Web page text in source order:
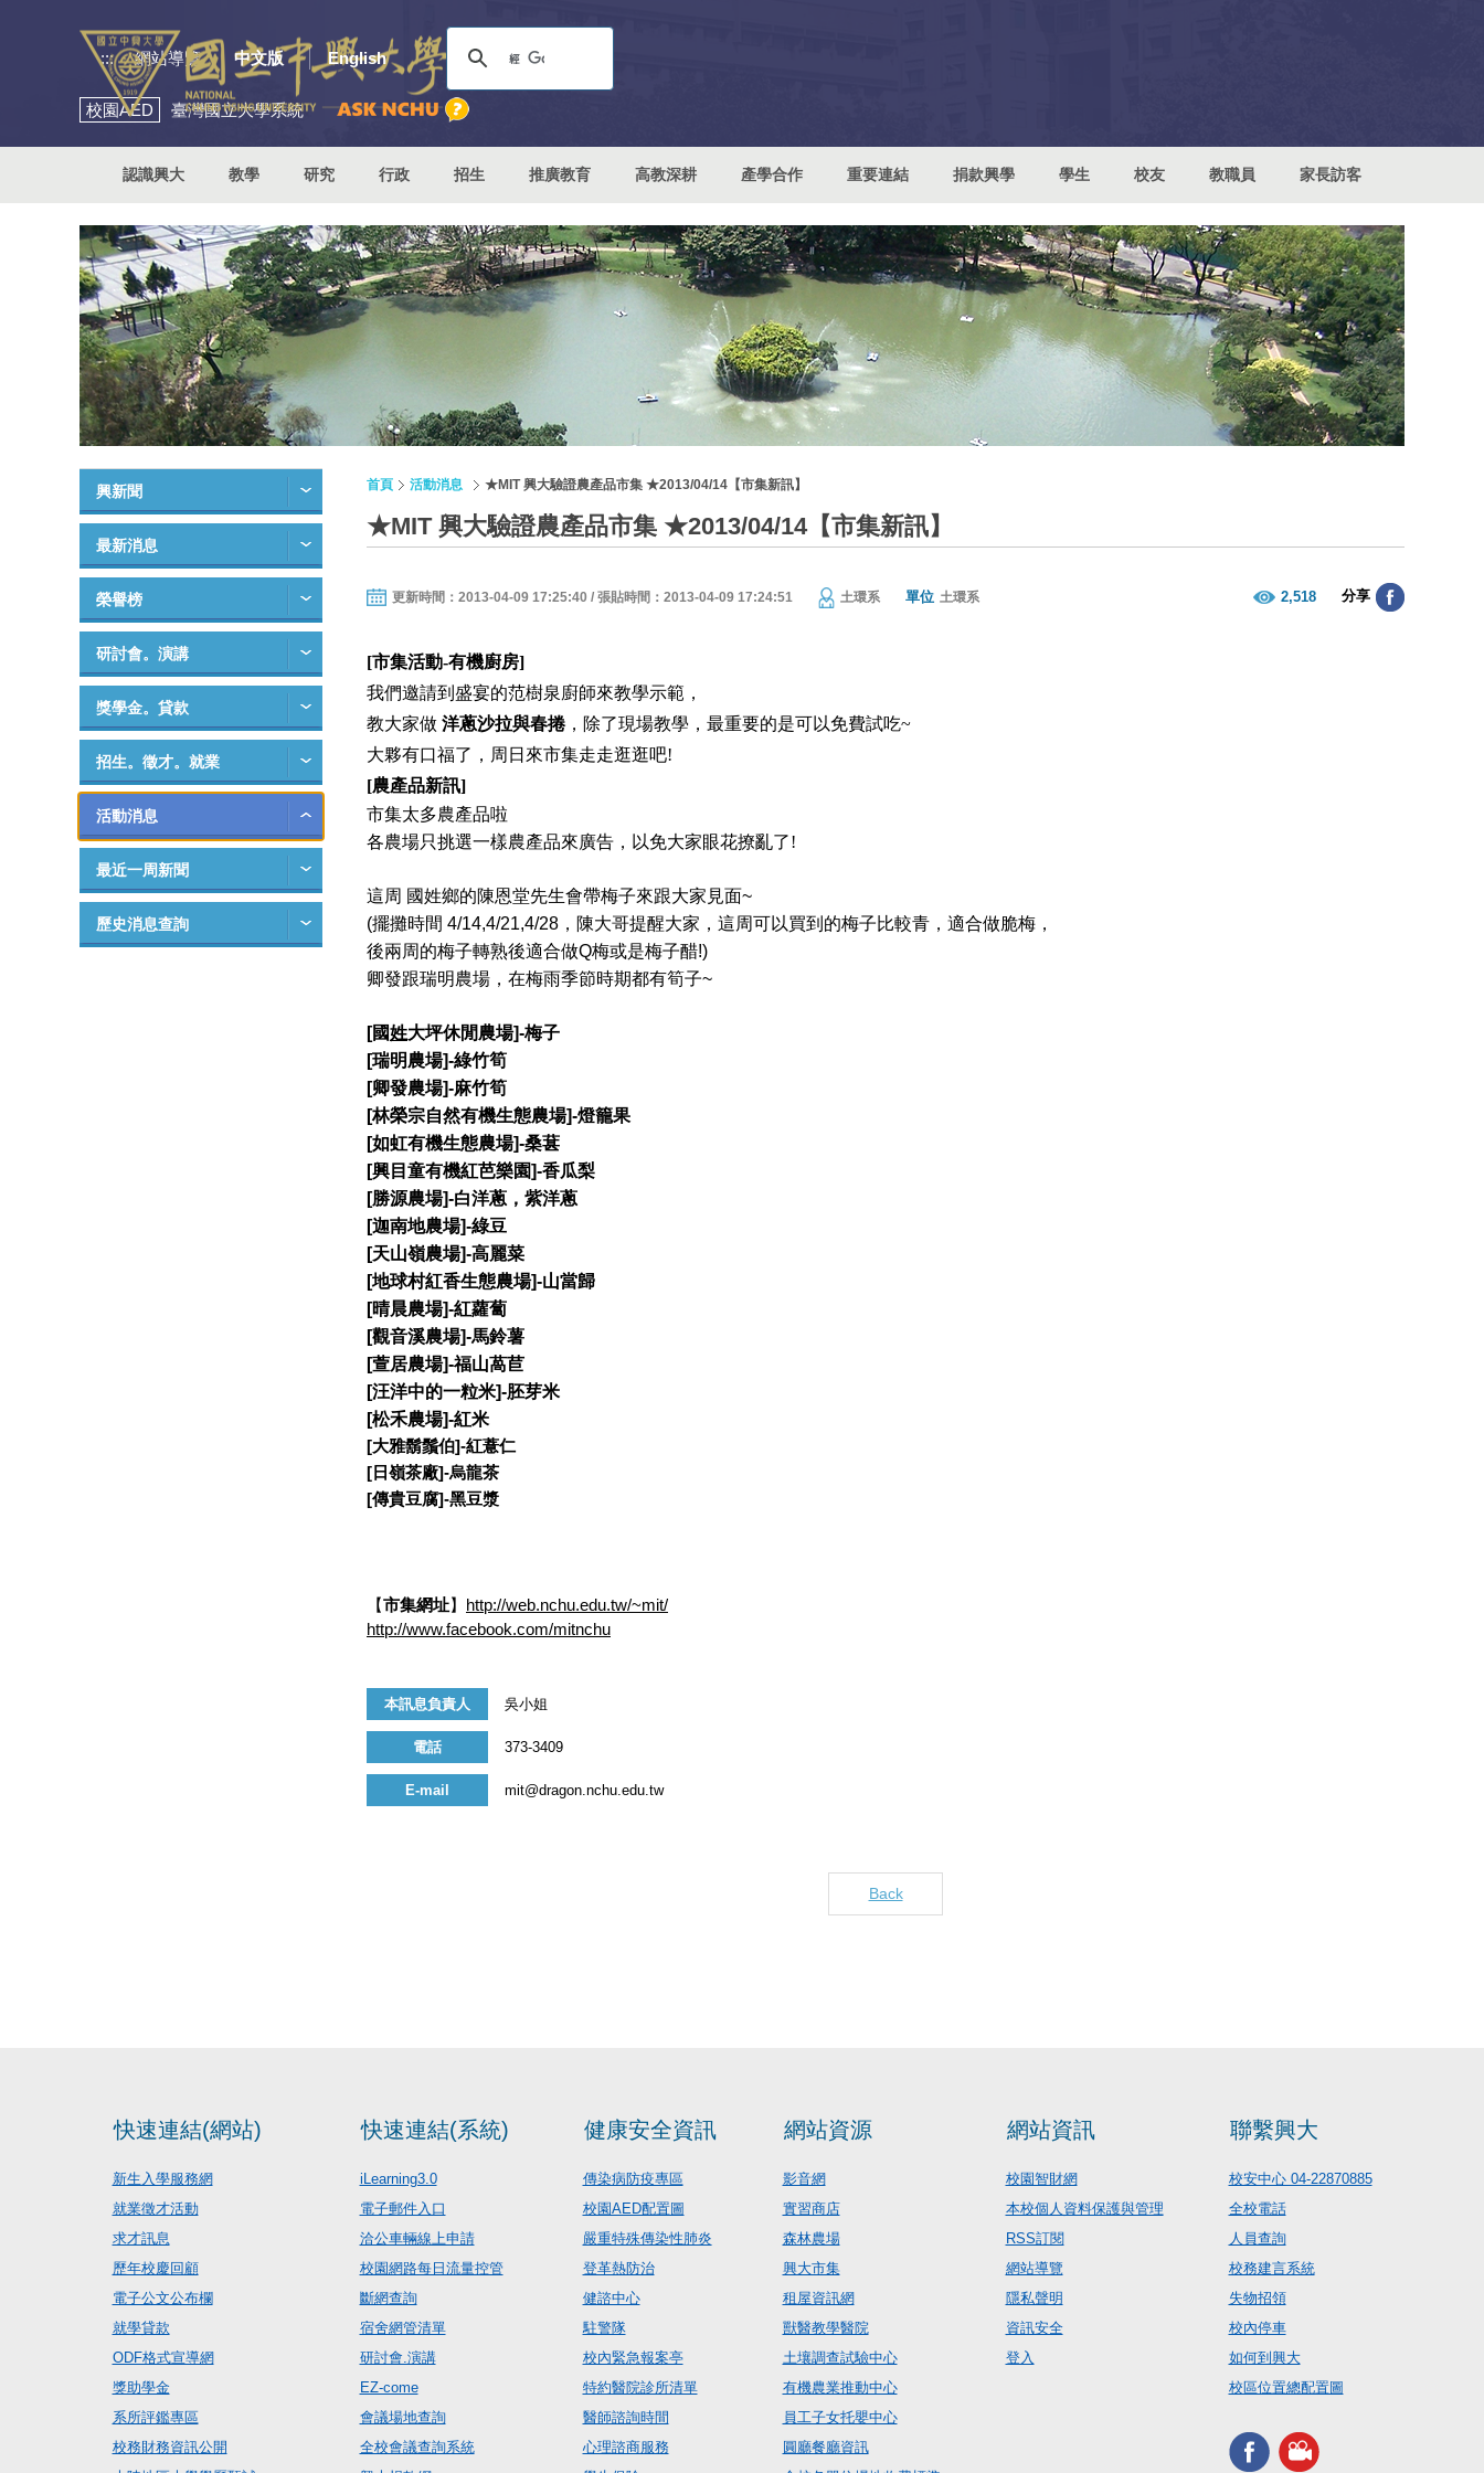
::: 網站導覽 中文版 English
校園AED 臺灣國立大學系統
認識興大 教學 研究 行政 招生 推廣教育 高教深耕 產學合作 重要連結 捐款興學 學生 校友 教職員 家長訪客
興新聞
最新消息
榮譽榜
研討會。演講
獎學金。貸款
招生。徵才。就業
活動消息
最近一周新聞
歷史消息查詢
首頁 活動消息 ★MIT 興大驗證農產品市集 ★2013/04/14【市集新訊】
★MIT 興大驗證農產品市集 ★2013/04/14【市集新訊】
更新時間：2013-04-09 17:25:40 / 張貼時間：2013-04-09 17:24:51 土環系 單位 土環系 2,518 分享
[市集活動-有機廚房]
我們邀請到盛宴的范樹泉廚師來教學示範，
教大家做 洋蔥沙拉與春捲 ，除了現場教學，最重要的是可以免費試吃~
大夥有口福了，周日來市集走走逛逛吧!
[農產品新訊]
市集太多農產品啦
各農場只挑選一樣農產品來廣告，以免大家眼花撩亂了!
這周 國姓鄉的陳恩堂先生會帶梅子來跟大家見面~
(擺攤時間 4/14,4/21,4/28，陳大哥提醒大家，這周可以買到的梅子比較青，適合做脆梅，
後兩周的梅子轉熟後適合做Q梅或是梅子醋!)
卿發跟瑞明農場，在梅雨季節時期都有筍子~
[國姓大坪休閒農場]-梅子
[瑞明農場]-綠竹筍
[卿發農場]-麻竹筍
[林榮宗自然有機生態農場]-燈籠果
[如虹有機生態農場]-桑葚
[興目童有機紅芭樂園]-香瓜梨
[勝源農場]-白洋蔥，紫洋蔥
[迦南地農場]-綠豆
[天山嶺農場]-高麗菜
[地球村紅香生態農場]-山當歸
[晴晨農場]-紅蘿蔔
[觀音溪農場]-馬鈴薯
[萱居農場]-福山萵苣
[汪洋中的一粒米]-胚芽米
[松禾農場]-紅米
[大雅鬍鬚伯]-紅薏仁
[ 日嶺茶廠]-烏龍茶
[傳貴豆腐]-黑豆漿
【市集網址】 http://web.nchu.edu.tw/~mit/
http://www.facebook.com/mitnchu
本訊息負責人 吳小姐
電話 373-3409
E-mail mit@dragon.nchu.edu.tw
Back
快速連結(網站)
新生入學服務網
就業徵才活動
求才訊息
歷年校慶回顧
電子公文公布欄
就學貸款
ODF格式宣導網
獎助學金
系所評鑑專區
校務財務資訊公開
快速連結(系統)
iLearning3.0
電子郵件入口
洽公車輛線上申請
校園網路每日流量控管
斷網查詢
宿舍網管清單
研討會.演講
EZ-come
會議場地查詢
全校會議查詢系統
健康安全資訊
傳染病防疫專區
校園AED配置圖
嚴重特殊傳染性肺炎
登革熱防治
健諮中心
駐警隊
校內緊急報案亭
特約醫院診所清單
醫師諮詢時間
心理諮商服務
網站資源
影音網
實習商店
森林農場
興大市集
租屋資訊網
獸醫教學醫院
土壤調查試驗中心
有機農業推動中心
員工子女托嬰中心
圓廳餐廳資訊
網站資訊
校園智財網
本校個人資料保護與管理
RSS訂閱
網站導覽
隱私聲明
資訊安全
登入
聯繫興大
校安中心 04-22870885
全校電話
人員查詢
校務建言系統
失物招領
校內停車
如何到興大
校區位置總配置圖